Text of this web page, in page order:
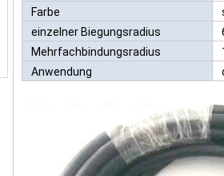
Farbe
einzelner Biegungsradius
Mehrfachbindungsradius
Anwendung